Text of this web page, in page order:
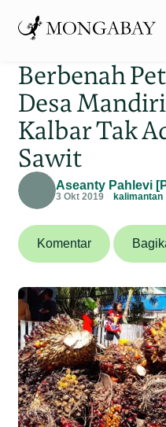
Berbenah
Desa
Kalbar Tak
Sawit
Aseanty Pahlevi
3 Okt 2019 kalimantan
Komentar